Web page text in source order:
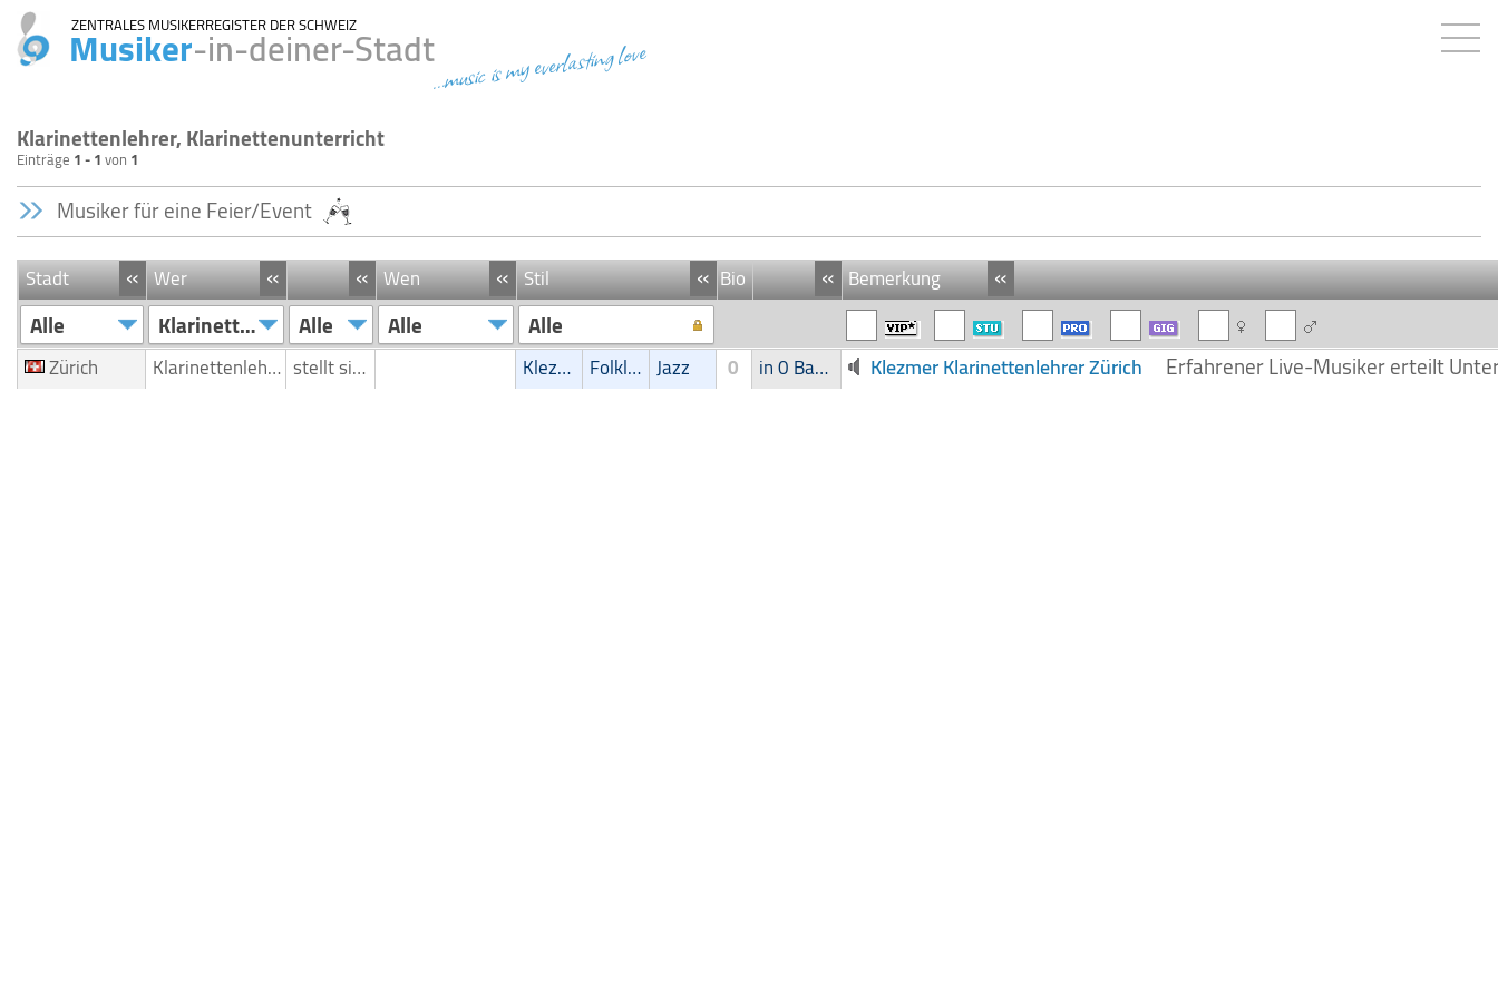
ZENTRALES MUSIKERREGISTER DER SCHWEIZ
Musiker-in-deiner-Stadt...music is my everlasting love
Klarinettenlehrer, Klarinettenunterricht
Einträge 1 - 1von 1
Musiker für eine Feier/Event
Stadt « Wer « « Wen « Stil « Bio « «
Bemerkung
Alle Klarinettenlehrer/Klarinettenunterricht Alle Alle Alle
Zürich Klarinettenlehrer/Klarinettenunterricht stellt sich vor Klezmer Folklore Jazz 0 in 0 Band Klezmer Klarinettenlehrer Zürich Erfahrener Live-Musiker erteilt